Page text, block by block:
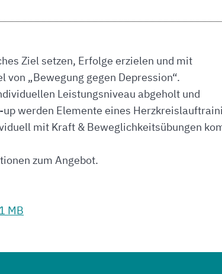
Ziel setzen, Erfolge erzielen und mit
„Bewegung gegen Depression“.
Leistungsniveau abgeholt und
werden Elemente eines
mit Kraft & Beweglichkeitsübungen
zum Angebot.
MB